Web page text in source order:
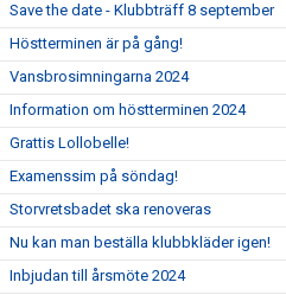
Save the date - Klubbträff 8 september
Höstterminen är på gång!
Vansbrosimningarna 2024
Information om höstterminen 2024
Grattis Lollobelle!
Examenssim på söndag!
Storvretsbadet ska renoveras
Nu kan man beställa klubbkläder igen!
Inbjudan till årsmöte 2024